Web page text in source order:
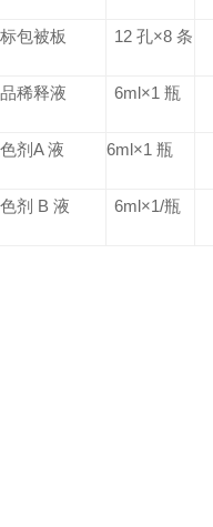
包被板 12 孔×8 条
稀释液 6ml×1 瓶
剂A 液 6ml×1 瓶
剂 B 液 6ml×1/瓶